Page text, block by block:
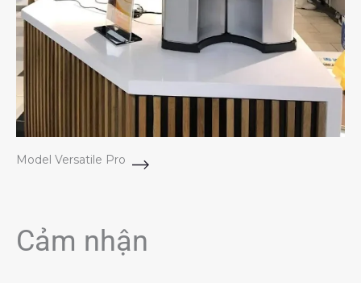
Model Versatile Pro
Cảm nhận